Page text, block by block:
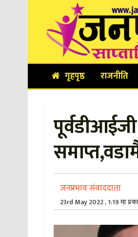
गृहपृष्ठ राजनीति
जनप्रभाव संवाददाता
23rd May 2022 , 1:19 मा